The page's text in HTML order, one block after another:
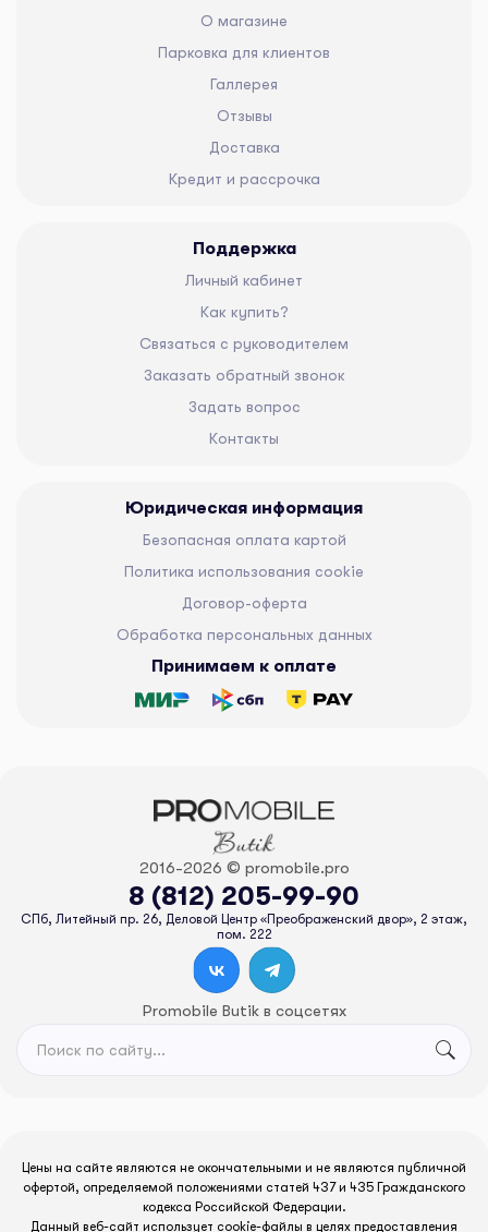
О магазине
Парковка для клиентов
Галлерея
Отзывы
Доставка
Кредит и рассрочка
Поддержка
Личный кабинет
Как купить?
Связаться с руководителем
Заказать обратный звонок
Задать вопрос
Контакты
Юридическая информация
Безопасная оплата картой
Политика использования cookie
Договор-оферта
Обработка персональных данных
Принимаем к оплате
2016-2026 © promobile.pro
8 (812) 205-99-90
СПб, Литейный пр. 26, Деловой Центр «Преображенский двор», 2 этаж,
пом. 222
Promobile Butik в соцсетях
Цены на сайте являются не окончательными и не являются публичной
офертой, определяемой положениями статей 437 и 435 Гражданского
кодекса Российской Федерации.
Данный веб-сайт использует cookie-файлы в целях предоставления